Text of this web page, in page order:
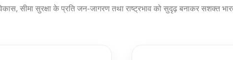
सीमा सुरक्षा के प्रति जन-जागरण तथा राष्ट्रभाव को सुदृढ़ बनाकर सशक्त